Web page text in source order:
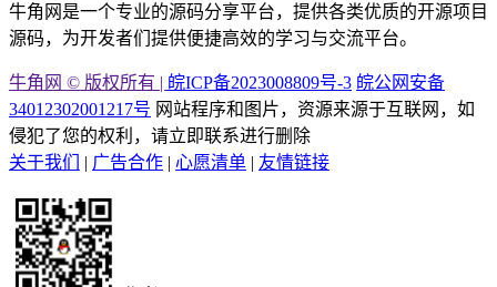
牛角网是一个专业的源码分享平台，提供各类优质的开源项目
源码，为开发者们提供便捷高效的学习与交流平台。
牛角网 © 版权所有 | 皖ICP备2023008809号-3 皖公网安备
34012302001217号 网站程序和图片，资源来源于互联网，如
侵犯了您的权利，请立即联系进行删除
关于我们
| 广告合作 | 心愿清单 | 友情链接